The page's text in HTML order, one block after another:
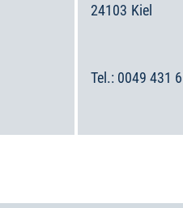
24103 Kiel
0049 431